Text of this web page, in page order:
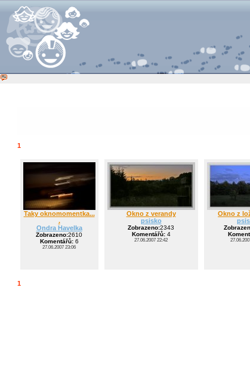
1
Taky oknomomentka...
.
Ondra Havelka
Zobrazeno:2610
Komentářů:6
27.06.2007 23:06
Okno z verandy
psisko
Zobrazeno:2343
Komentářů:4
27.06.2007 22:42
Okno z
1